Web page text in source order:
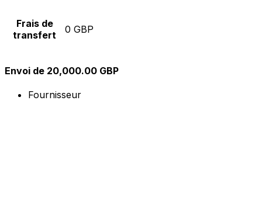
Frais de
transfert
0 GBP
Envoi de 20,000.00 GBP
Fournisseur